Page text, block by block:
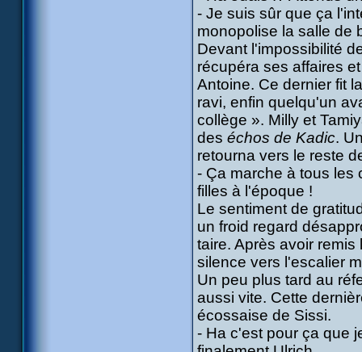
- Je suis sûr que ça
monopolise la salle de
Devant l'impossibilité
récupéra ses affaires
Antoine. Ce dernier fit
ravi, enfin quelqu'un
collège ». Milly et
des échos de Kadic.
retourna vers le reste
- Ça marche à tous les
filles à l'époque !
Le sentiment de
un froid regard
taire. Après avoir
silence vers l'escalier
Un peu plus tard au
aussi vite. Cette
écossaise de Sissi.
- Ha c'est pour ça que